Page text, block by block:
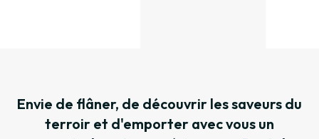
Envie de flâner, de découvrir les saveurs du
terroir et d'emporter avec vous un